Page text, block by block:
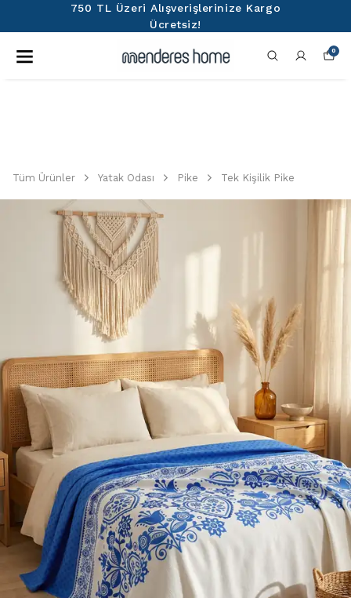
750 TL Üzeri Alışverişlerinize Kargo
Ücretsiz!
0
Tüm Ürünler Yatak Odası Pike Tek Kişilik Pike